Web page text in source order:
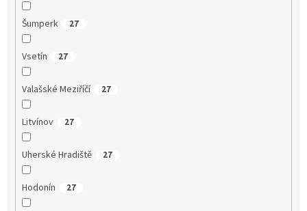
Šumperk 27
Vsetín 27
Valašské Meziříčí 27
Litvínov 27
Uherské Hradiště 27
Hodonín 27